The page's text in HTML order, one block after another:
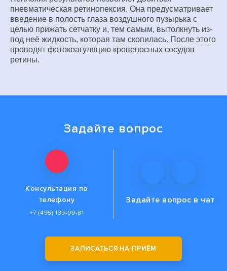
пневматическая ретинопексия. Она предусматривает
введение в полость глаза воздушного пузырька с
целью прижать сетчатку и, тем самым, вытолкнуть из-
под неё жидкость, которая там скопилась. После этого
проводят фотокоагуляцию кровеносных сосудов
ретины.
Задайте вопрос
Консультация по
телефону
+7 (495) 139-09-81
Задайте вопрос в чат
ЗАПИСАТЬСЯ НА ПРИЁМ